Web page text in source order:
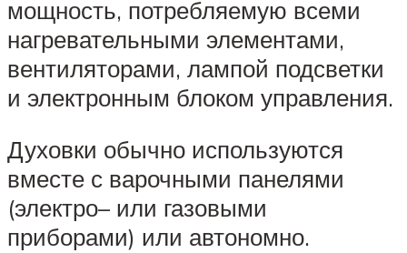
мощность, потребляемую всеми
нагревательными элементами,
вентиляторами, лампой подсветки
и электронным блоком управления.
Духовки обычно используются
вместе с варочными панелями
(электро– или газовыми
приборами) или автономно.